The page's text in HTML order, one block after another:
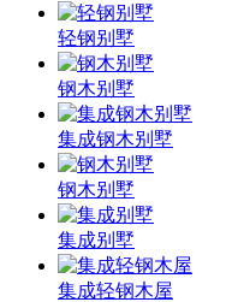
轻钢别墅
钢木别墅
集成钢木别墅
钢木别墅
集成别墅
集成轻钢木屋